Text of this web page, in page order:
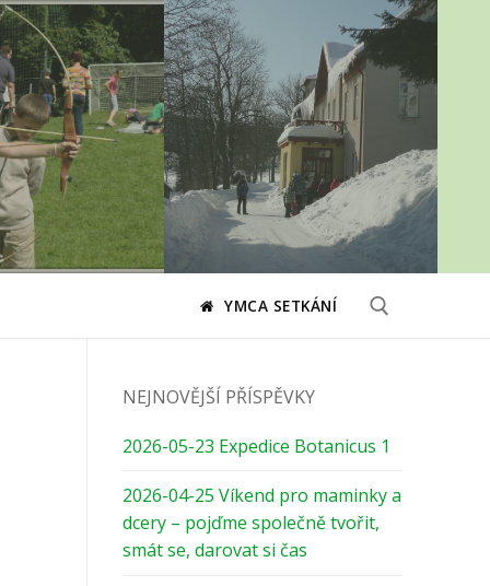
YMCA SETKÁNÍ
Hledat:
NEJNOVĚJŠÍ PŘÍSPĚVKY
2026-05-23 Expedice Botanicus 1
2026-04-25 Víkend pro maminky a
dcery – pojďme společně tvořit,
smát se, darovat si čas